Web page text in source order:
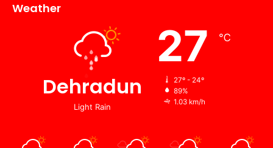
Weather
Dehradun
Light Rain
27 ℃
27º - 24º
89%
1.03 km/h